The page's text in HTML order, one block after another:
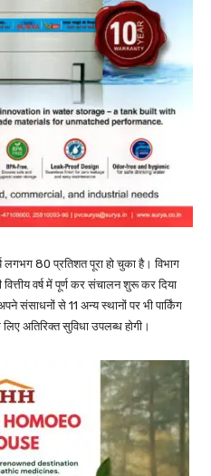
लगभग 80 प्रतिशत पूरा हो चुका है। विभाग
वर्ष में पूर्ण कर संचालन शुरू कर दिया
संसाधनों से 11 अन्य स्थानों पर भी पार्किंग
अतिरिक्त सुविधा उपलब्ध होगी।